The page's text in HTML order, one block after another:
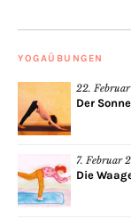
YOGAÜBUNGEN
22.
Der
7. Februar
Die